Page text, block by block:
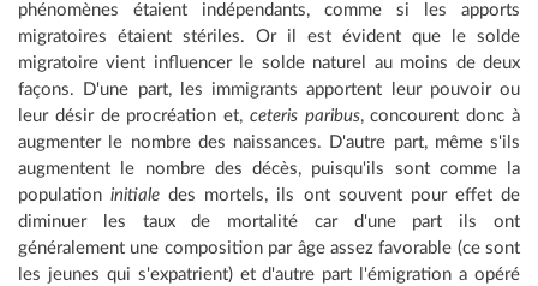
phénomènes étaient indépendants, comme si les apports
migratoires étaient stériles. Or il est évident que le solde
migratoire vient influencer le solde naturel au moins de deux
façons. D'une part, les immigrants apportent leur pouvoir ou
leur désir de procréation et, ceteris paribus, concourent donc à
augmenter le nombre des naissances. D'autre part, même s'ils
augmentent le nombre des décès, puisqu'ils sont comme la
populationinitiale des mortels, ils ont souvent pour effet de
diminuer les taux de mortalité car d'une part ils ont
généralement une composition par âge assez favorable (ce sont
les jeunes qui s'expatrient) et d'autre part l'émigration a opéré